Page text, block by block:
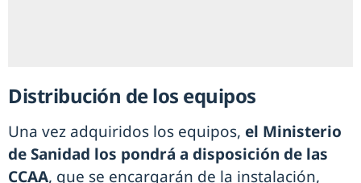
Distribución de los equipos
Una vez adquiridos los equipos, el Ministerio
de Sanidad los pondrá a disposición de las
CCAA, que se encargarán de la instalación,